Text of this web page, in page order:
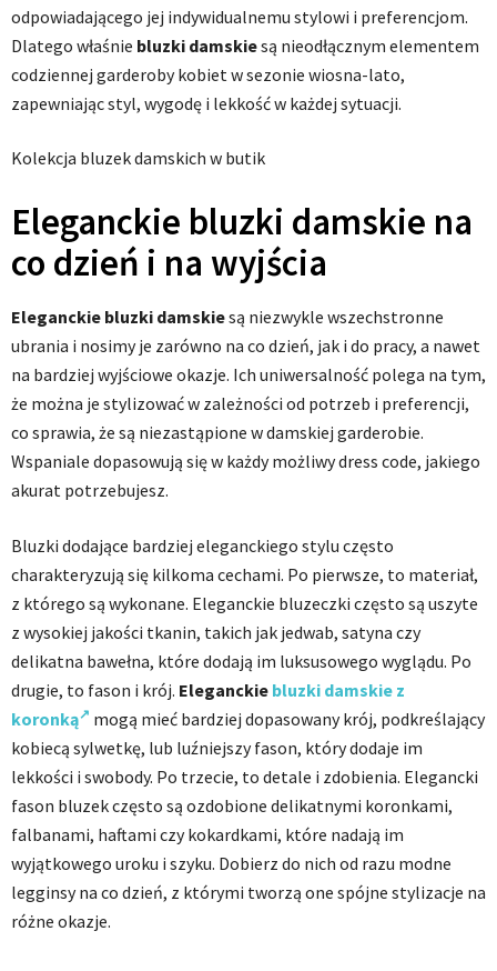
odpowiadającego jej indywidualnemu stylowi i preferencjom.
Dlatego właśnie bluzki damskiesą nieodłącznym elementem
codziennej garderoby kobiet w sezonie wiosna-lato,
zapewniając styl, wygodę i lekkość w każdej sytuacji.
Kolekcja bluzek damskich w butik
Eleganckie bluzki damskie na
co dzień i na wyjścia
Eleganckie bluzki damskiesą niezwykle wszechstronne
ubrania i nosimy je zarówno na co dzień, jak i do pracy, a nawet
na bardziej wyjściowe okazje. Ich uniwersalność polega na tym,
że można je stylizować w zależności od potrzeb i preferencji,
co sprawia, że są niezastąpione w damskiej garderobie.
Wspaniale dopasowują się w każdy możliwy dress code, jakiego
akurat potrzebujesz.
Bluzki dodające bardziej eleganckiego stylu często
charakteryzują się kilkoma cechami. Po pierwsze, to materiał,
z którego są wykonane. Eleganckie bluzeczki często są uszyte
z wysokiej jakości tkanin, takich jak jedwab, satyna czy
delikatna bawełna, które dodają im luksusowego wyglądu. Po
drugie, to fason i krój. Eleganckie bluzki damskie z
koronką
mogą mieć bardziej dopasowany krój, podkreślający
kobiecą sylwetkę, lub luźniejszy fason, który dodaje im
lekkości i swobody. Po trzecie, to detale i zdobienia. Elegancki
fason bluzek często są ozdobione delikatnymi koronkami,
falbanami, haftami czy kokardkami, które nadają im
wyjątkowego uroku i szyku. Dobierz do nich od razu modne
legginsy na co dzień, z którymi tworzą one spójne stylizacje na
różne okazje.